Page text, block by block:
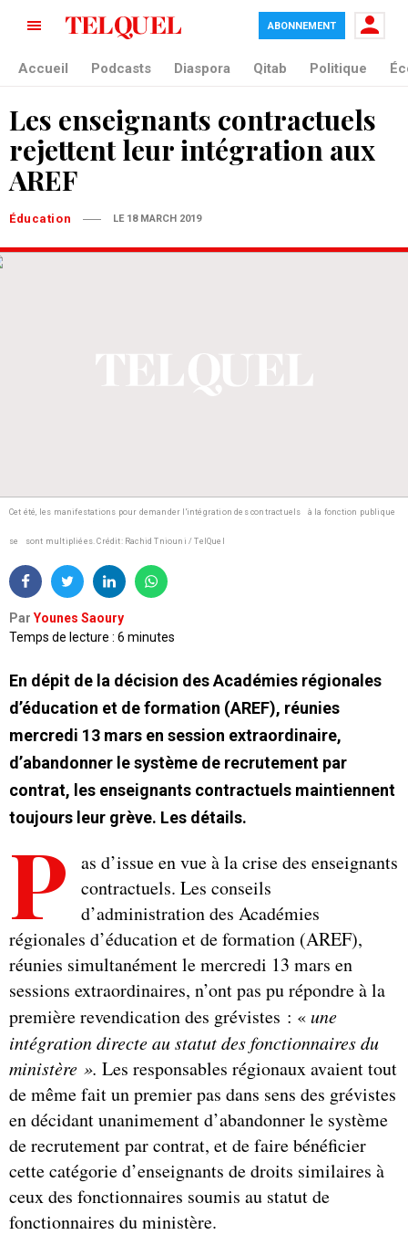
ABONNEMENT
Accueil Podcasts Diaspora Qitab Politique
Les enseignants contractuels
rejettent leur intégration aux
AREF
Éducation LE 18 MARCH 2019
Cet été, les manifestations pour demander l'intégration des contractuels à la fonction publique
se sont multipliées.Crédit: Rachid Tniouni / TelQuel
Par Younes Saoury
Temps de lecture : 6 minutes
En dépit de la décision des Académies régionales
d’éducation et de formation (AREF), réunies
mercredi 13 mars en session extraordinaire,
d’abandonner le système de recrutement par
contrat, les enseignants contractuels maintiennent
toujours leur grève. Les détails.
P
as d’issue en vue à la crise des enseignants
contractuels. Les conseils
d’administration des Académies
régionales d’éducation et de formation (AREF),
réunies simultanément le mercredi 13 mars en
sessions extraordinaires, n’ont pas pu répondre à la
première revendication des grévistes : «une
intégration directe au statut des fonctionnaires du
ministère ». Les responsables régionaux avaient tout
de même fait un premier pas dans sens des grévistes
en décidant unanimement d’abandonner le système
de recrutement par contrat, et de faire bénéficier
cette catégorie d’enseignants de droits similaires à
ceux des fonctionnaires soumis au statut de
fonctionnaires du ministère.